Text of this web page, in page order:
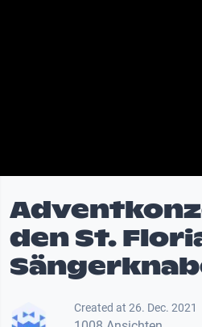
den St.
Created at 26. Dec. 2021